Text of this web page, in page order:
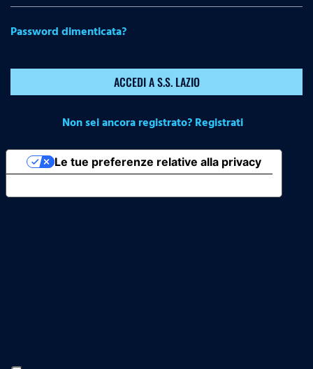
Password dimenticata?
ACCEDI A S.S. LAZIO
Non sei ancora registrato? Registrati
Le tue preferenze relative alla privacy